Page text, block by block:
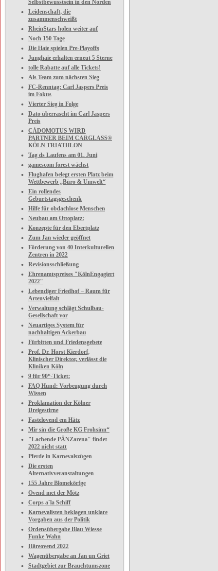
Selbstbewusstsein in den Norden
Leidenschaft, die
zusammenschweißt
RheinStars holen weiter auf
Noch 150 Tage
Die Haie spielen Pre-Playoffs
Junghaie erhalten erneut 5 Sterne
tolle Rabatte auf alle Tickets!
Als Team zum nächsten Sieg
FC-Renntag: Carl Jaspers Preis
im Fokus
Vierter Sieg in Folge
Dato überrascht im Carl Jaspers
Preis
CÁDOMOTUS WIRD
PARTNER BEIM CARGLASS®
KÖLN TRIATHLON
Tag ds Laufens am 01. Juni
gamescom forest wächst
Flughafen belegt ersten Platz beim
Wettbewerb „Büro & Umwelt“
Ein rollendes
Geburtstagsgeschenk
Hilfe für obdachlose Menschen
Neubau am Ottoplatz:
Konzepte für den Ebertplatz
Zum Jan wieder geöffnet
Förderung von 40 Interkulturellen
Zentren in 2022
Revisionsschließung
Ehrenamtspreises "KölnEngagiert
2022"
Lebendiger Friedhof – Raum für
Artenvielfalt
Verwaltung schlägt Schulbau-
Gesellschaft vor
Neuartiges System für
nachhaltigen Ackerbau
Fürbitten und Friedensgebete
Prof. Dr. Horst Kierdorf,
Klinischer Direktor, verlässt die
Kliniken Köln
9 für 90“-Ticket:
FAQ Hund: Vorbeugung durch
Wissen
Proklamation der Kölner
Dreigestirne
Fastelovend em Hätz
Mir sin die Große KG Frohsinn“
"Lachende PÄNZarena" findet
2022 nicht statt
Pferde in Karnevalszügen
Die ersten
Alternativveranstaltungen
155 Jahre Blomekörfge
Ovend met der Mötz
Corps a`la Schiff
Karnevalisten beklagen unklare
Vorgaben aus der Politik
Ordensübergabe Blau Wiesse
Funke Wahn
Häreovend 2022
Wagenübergabe an Jan un Griet
Stadtgebiet zur Brauchtumszone